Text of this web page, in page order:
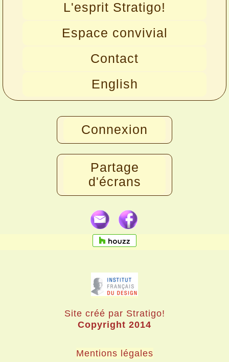
L'esprit Stratigo!
Espace convivial
Contact
English
Connexion
Partage
d'écrans
Site créé par Stratigo!
Copyright 2014
Mentions légales